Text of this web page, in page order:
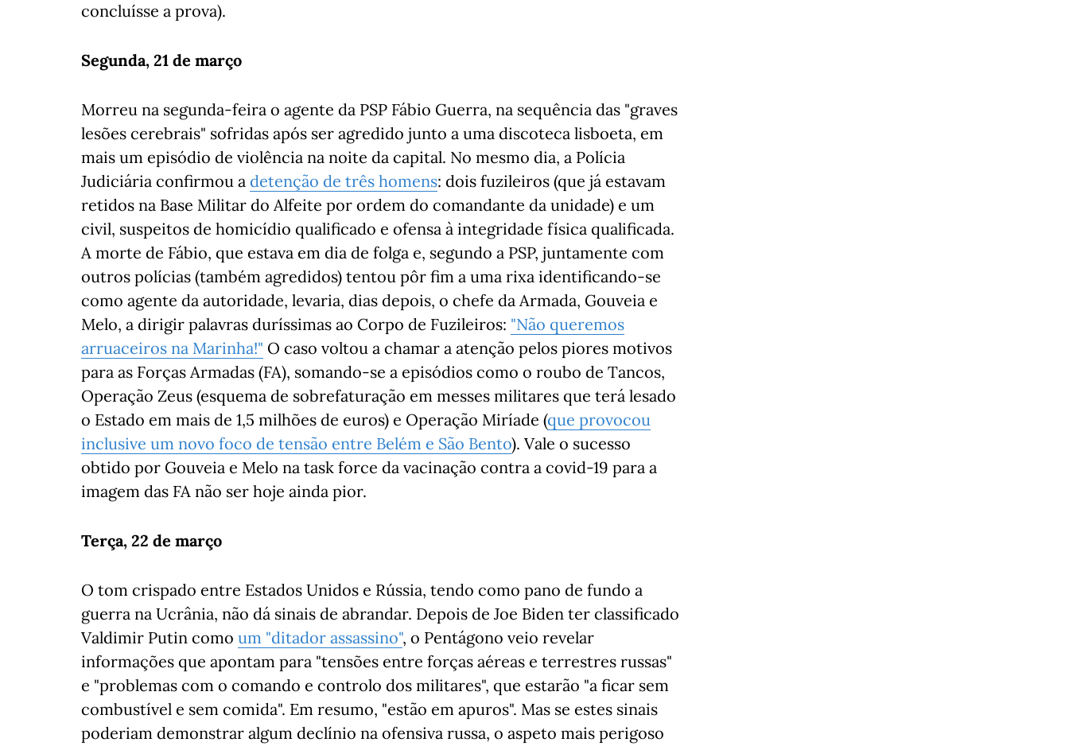
concluísse a prova).
Segunda, 21 de março
Morreu na segunda-feira o agente da PSP Fábio Guerra, na sequência das "graves
lesões cerebrais" sofridas após ser agredido junto a uma discoteca lisboeta, em
mais um episódio de violência na noite da capital. No mesmo dia, a Polícia
Judiciária confirmou a detenção de três homens: dois fuzileiros (que já estavam
retidos na Base Militar do Alfeite por ordem do comandante da unidade) e um
civil, suspeitos de homicídio qualificado e ofensa à integridade física qualificada.
A morte de Fábio, que estava em dia de folga e, segundo a PSP, juntamente com
outros polícias (também agredidos) tentou pôr fim a uma rixa identificando-se
como agente da autoridade, levaria, dias depois, o chefe da Armada, Gouveia e
Melo, a dirigir palavras duríssimas ao Corpo de Fuzileiros: "Não queremos
arruaceiros na Marinha!" O caso voltou a chamar a atenção pelos piores motivos
para as Forças Armadas (FA), somando-se a episódios como o roubo de Tancos,
Operação Zeus (esquema de sobrefaturação em messes militares que terá lesado
o Estado em mais de 1,5 milhões de euros) e Operação Miríade (que provocou
inclusive um novo foco de tensão entre Belém e São Bento). Vale o sucesso
obtido por Gouveia e Melo na task force da vacinação contra a covid-19 para a
imagem das FA não ser hoje ainda pior.
Terça, 22 de março
O tom crispado entre Estados Unidos e Rússia, tendo como pano de fundo a
guerra na Ucrânia, não dá sinais de abrandar. Depois de Joe Biden ter classificado
Valdimir Putin como um "ditador assassino", o Pentágono veio revelar
informações que apontam para "tensões entre forças aéreas e terrestres russas"
e "problemas com o comando e controlo dos militares", que estarão "a ficar sem
combustível e sem comida". Em resumo, "estão em apuros". Mas se estes sinais
poderiam demonstrar algum declínio na ofensiva russa, o aspeto mais perigoso